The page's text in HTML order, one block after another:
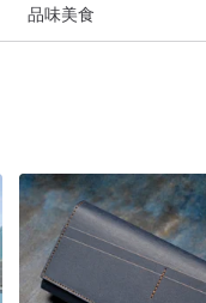
品味美食